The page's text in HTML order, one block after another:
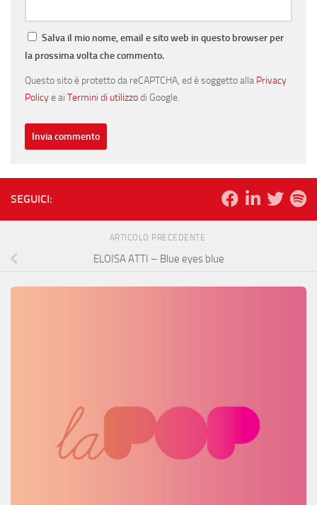
Salva il mio nome, email e sito web in questo browser per
la prossima volta che commento.
Questo sito è protetto da reCAPTCHA, ed è soggetto alla Privacy
Policye ai Termini di utilizzodi Google.
SEGUICI:
ARTICOLO PRECEDENTE
ELOISA ATTI – Blue eyes blue